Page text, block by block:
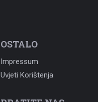
OSTALO
Impressum
Uvjeti Korištenja